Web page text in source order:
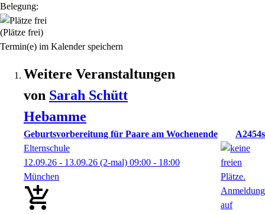
Belegung:
(Plätze frei)
Termin(e) im Kalender speichern
Weitere Veranstaltungen
von Sarah Schütt
Hebamme
Geburtsvorbereitung für Paare am Wochenende
A2454s
Elternschule
12.09.26 - 13.09.26 (2-mal) 09:00 - 18:00
München